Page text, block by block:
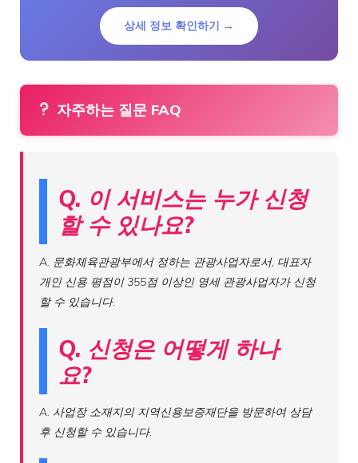
상세 정보 확인하기 →
자주하는 질문 FAQ
Q. 이 서비스는 누가 신청
할 수 있나요?
A. 문화체육관광부에서 정하는 관광사업자로서, 대표자
개인 신용 평점이 355점 이상인 영세 관광사업자가 신청
할 수 있습니다.
Q. 신청은 어떻게 하나
요?
A. 사업장 소재지의 지역신용보증재단을 방문하여 상담
후 신청할 수 있습니다.